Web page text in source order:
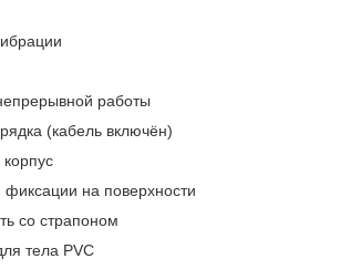
работы
(кабель включён)
корпус
фиксации на поверхности
со страпоном
тела PVC